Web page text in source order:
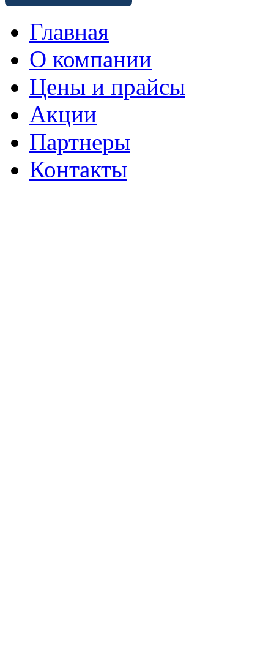
Главная
О компании
Цены и прайсы
Акции
Партнеры
Контакты